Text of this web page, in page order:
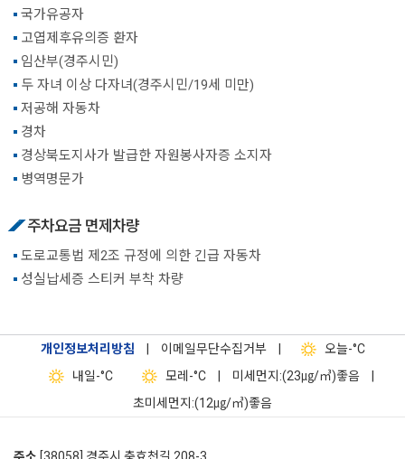
국가유공자
고엽제후유의증 환자
임산부(경주시민)
두 자녀 이상 다자녀(경주시민/19세 미만)
저공해 자동차
경차
경상북도지사가 발급한 자원봉사자증 소지자
병역명문가
주차요금 면제차량
도로교통법 제2조 규정에 의한 긴급 자동차
성실납세증 스티커 부착 차량
개인정보처리방침 이메일무단수집거부 오늘-°C
내일-°C 모레 -°C 미세먼지:(23㎍/㎥)좋음
초미세먼지:(12㎍/㎥)좋음
주소 [38058] 경주시 충효천길 208-3